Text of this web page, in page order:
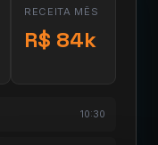
RECEITA MÊS
R$ 84k
10:30